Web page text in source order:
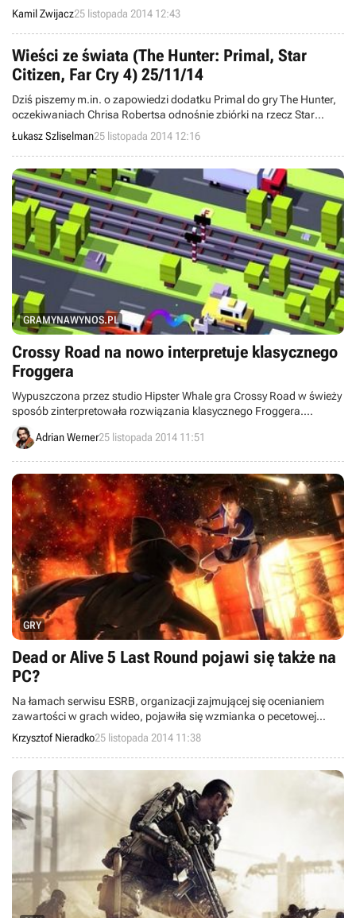
Jednocześnie od kilku dni dostępna jest najnowsza aktualizacja
produkcji dodająca szereg nowych rzeczy, w tym kolejne wzory zbroi
i broni do systemu craftingu, umiejętności i nie tylko.
Kamil Zwijacz25 listopada 2014 12:43
Wieści ze świata (The Hunter: Primal, Star
Citizen, Far Cry 4) 25/11/14
Dziś piszemy m.in. o zapowiedzi dodatku Primal do gry The Hunter,
oczekiwaniach Chrisa Robertsa odnośnie zbiórki na rzecz Star
Citizen oraz łatce do pecetowej wersji Far Cry 4. Witamy w wieściach
ze świata - codziennej porcji krótkich wiadomości.
Łukasz Szliselman25 listopada 2014 12:16
GRAMYNAWYNOS.PL
Crossy Road na nowo interpretuje klasycznego
Froggera
Wypuszczona przez studio Hipster Whale gra Crossy Road w świeży
sposób zinterpretowała rozwiązania klasycznego Froggera.
Produkcja trafiła na iOS, a w planach jest także wersja na Androida.
Adrian Werner25 listopada 2014 11:51
GRY
Dead or Alive 5 Last Round pojawi się także na
PC?
Na łamach serwisu ESRB, organizacji zajmującej się ocenianiem
zawartości w grach wideo, pojawiła się wzmianka o pecetowej
wersji gry Dead or Alive 5 Last Round. Niewykluczone zatem, że w
ostateczną wersję piątej odsłony japońskiej serii bijatyk zagrają w
przyszłym roku także posiadacze komputerów osobistych.
Krzysztof Nieradko25 listopada 2014 11:38